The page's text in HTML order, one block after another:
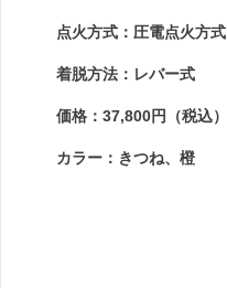
点火方式：圧電点火方式
着脱方法：レバー式
価格：37,800円（税込）
カラー：きつね、橙